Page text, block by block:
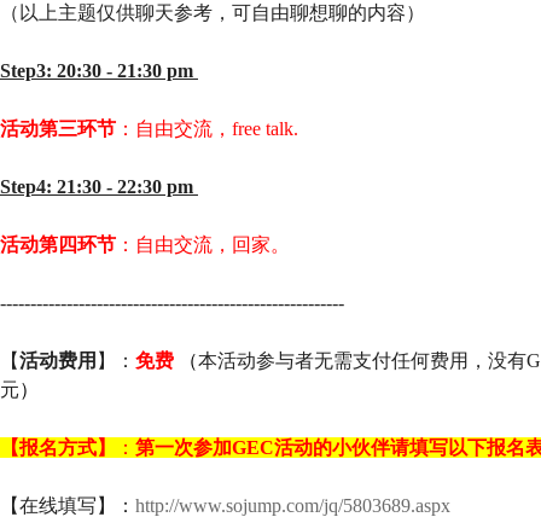
（以上主题仅供聊天参考，可自由聊想聊的内容）
Step3: 20:30 - 21:30 pm
活动第三环节 ：自由交流，free talk.
Step4: 21:30 - 22:30 pm
活动第四环节 ：自由交流，回家。
---------------------------------------------------------
【活动费用 】： 免费 （本活动参与者无需支付任何费用，没有
元）
【报名方式】 ： 第一次参加GEC活动的小伙伴请填写以下报名
【在线填写】： http://www.sojump.com/jq/5803689.aspx